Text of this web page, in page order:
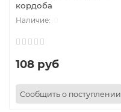
кордоба
108 руб
Сообщить о поступлении